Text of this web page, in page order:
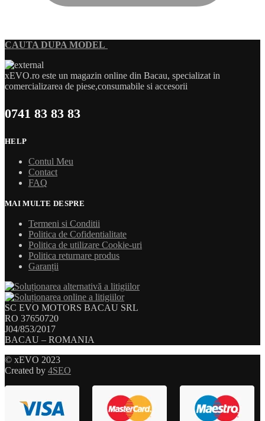
CAUTA DUPA MODEL
xEVO.ro este un magazin online din Bacau, specializat in
comercializarea de piese,consumabile si accesorii
0741 83 83 83
HELP
Contul Meu
Contact
FAQ
MAI MULTE DESPRE
Termeni si Conditii
Politica de Cofidentialitate
Politica de utilizare Cookie-uri
Politica returnare produs
Garanții
SC EVO MOTORS BACAU SRL
RO 37650720
J04/853/2017
BACAU – ROMANIA
© xEVO 2023
Created by 4SEO